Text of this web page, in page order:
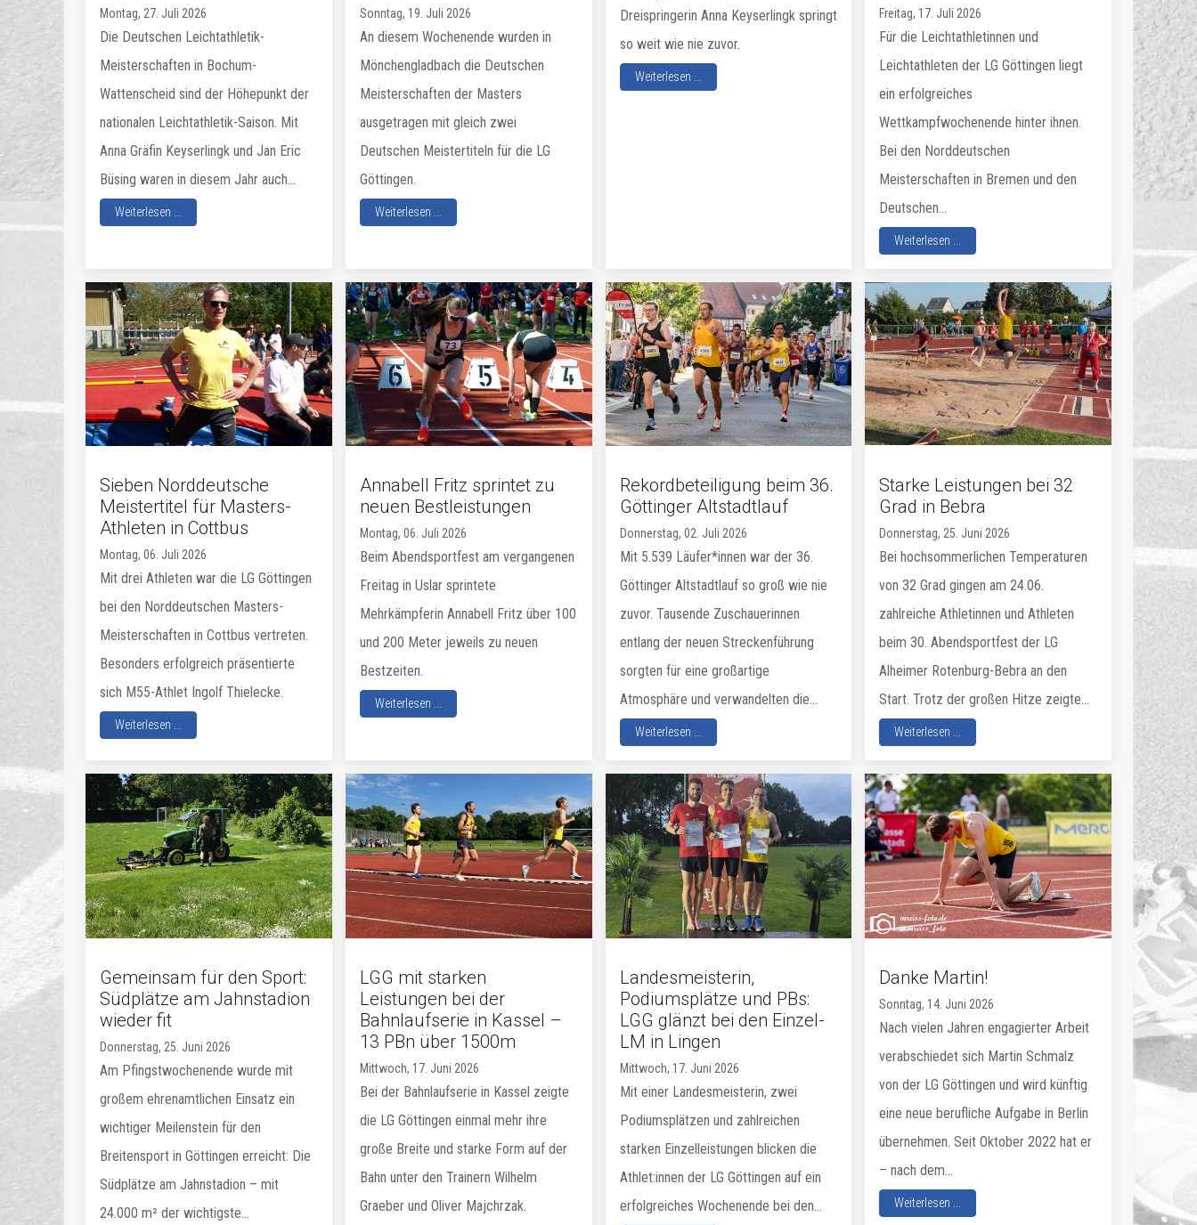
Montag, 27. Juli 2026
Die Deutschen Leichtathletik-
Meisterschaften in Bochum-
Wattenscheid sind der Höhepunkt der
nationalen Leichtathletik-Saison. Mit
Anna Gräfin Keyserlingk und Jan Eric
Büsing waren in diesem Jahr auch...
Weiterlesen ...
Sonntag, 19. Juli 2026
An diesem Wochenende wurden in
Mönchengladbach die Deutschen
Meisterschaften der Masters
ausgetragen mit gleich zwei
Deutschen Meistertiteln für die LG
Göttingen.
Weiterlesen ...
Dreispringerin Anna Keyserlingk springt
so weit wie nie zuvor.
Weiterlesen ...
Freitag, 17. Juli 2026
Für die Leichtathletinnen und
Leichtathleten der LG Göttingen liegt
ein erfolgreiches
Wettkampfwochenende hinter ihnen.
Bei den Norddeutschen
Meisterschaften in Bremen und den
Deutschen...
Weiterlesen ...
Sieben Norddeutsche
Meistertitel für Masters-
Athleten in Cottbus
Montag, 06. Juli 2026
Mit drei Athleten war die LG Göttingen
bei den Norddeutschen Masters-
Meisterschaften in Cottbus vertreten.
Besonders erfolgreich präsentierte
sich M55-Athlet Ingolf Thielecke.
Weiterlesen ...
Annabell Fritz sprintet zu
neuen Bestleistungen
Montag, 06. Juli 2026
Beim Abendsportfest am vergangenen
Freitag in Uslar sprintete
Mehrkämpferin Annabell Fritz über 100
und 200 Meter jeweils zu neuen
Bestzeiten.
Weiterlesen ...
Rekordbeteiligung beim 36.
Göttinger Altstadtlauf
Donnerstag, 02. Juli 2026
Mit 5.539 Läufer*innen war der 36.
Göttinger Altstadtlauf so groß wie nie
zuvor. Tausende Zuschauerinnen
entlang der neuen Streckenführung
sorgten für eine großartige
Atmosphäre und verwandelten die...
Weiterlesen ...
Starke Leistungen bei 32
Grad in Bebra
Donnerstag, 25. Juni 2026
Bei hochsommerlichen Temperaturen
von 32 Grad gingen am 24.06.
zahlreiche Athletinnen und Athleten
beim 30. Abendsportfest der LG
Alheimer Rotenburg-Bebra an den
Start. Trotz der großen Hitze zeigte...
Weiterlesen ...
Gemeinsam für den Sport:
Südplätze am Jahnstadion
wieder fit
Donnerstag, 25. Juni 2026
Am Pfingstwochenende wurde mit
großem ehrenamtlichen Einsatz ein
wichtiger Meilenstein für den
Breitensport in Göttingen erreicht: Die
Südplätze am Jahnstadion – mit
24.000 m² der wichtigste...
LGG mit starken
Leistungen bei der
Bahnlaufserie in Kassel –
13 PBn über 1500m
Mittwoch, 17. Juni 2026
Bei der Bahnlaufserie in Kassel zeigte
die LG Göttingen einmal mehr ihre
große Breite und starke Form auf der
Bahn unter den Trainern Wilhelm
Graeber und Oliver Majchrzak.
Landesmeisterin,
Podiumsplätze und PBs:
LGG glänzt bei den Einzel-
LM in Lingen
Mittwoch, 17. Juni 2026
Mit einer Landesmeisterin, zwei
Podiumsplätzen und zahlreichen
starken Einzelleistungen blicken die
Athlet:innen der LG Göttingen auf ein
erfolgreiches Wochenende bei den...
Danke Martin!
Sonntag, 14. Juni 2026
Nach vielen Jahren engagierter Arbeit
verabschiedet sich Martin Schmalz
von der LG Göttingen und wird künftig
eine neue berufliche Aufgabe in Berlin
übernehmen. Seit Oktober 2022 hat er
– nach dem...
Weiterlesen ...